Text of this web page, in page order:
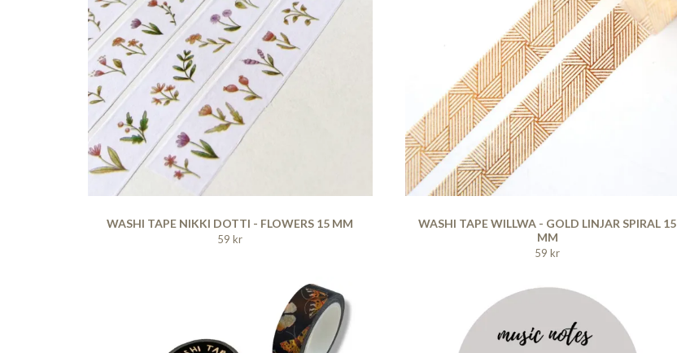
WASHI TAPE NIKKI DOTTI - FLOWERS 15 MM
59 kr
WASHI TAPE WILLWA - GOLD LINJAR SPIRAL 15
MM
59 kr